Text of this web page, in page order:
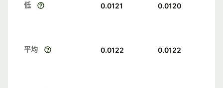
低 0.0121 0.0120
平均 0.0122 0.0122